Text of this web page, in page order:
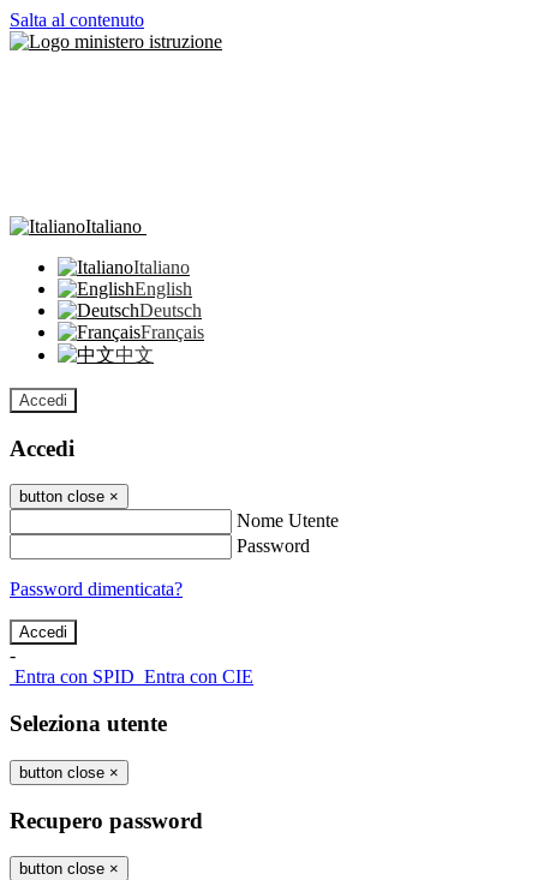
Salta al contenuto
Italiano
Italiano
English
Deutsch
Français
中文
Accedi
Accedi
button close ×
Nome Utente
Password
Password dimenticata?
-
Entra con SPID Entra con CIE
Seleziona utente
button close ×
Recupero password
button close ×